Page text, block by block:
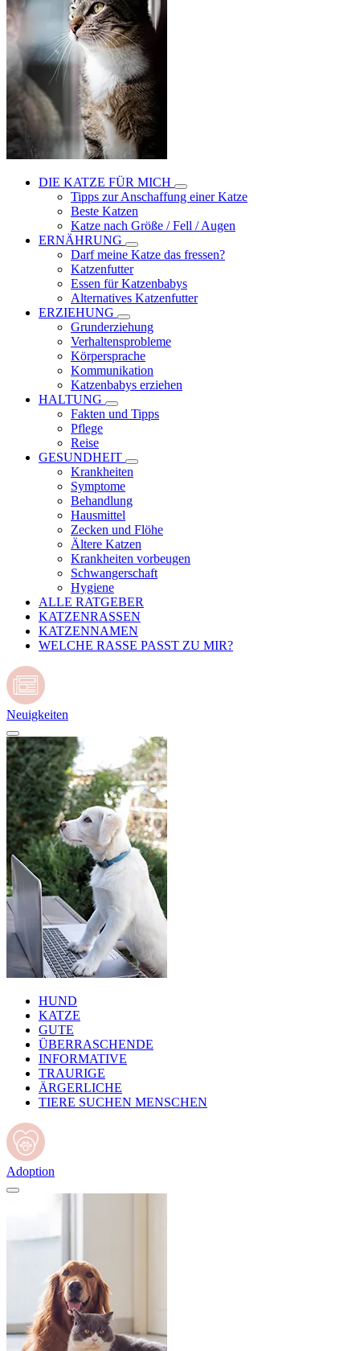
DIE KATZE FÜR MICH
Tipps zur Anschaffung einer Katze
Beste Katzen
Katze nach Größe / Fell / Augen
ERNÄHRUNG
Darf meine Katze das fressen?
Katzenfutter
Essen für Katzenbabys
Alternatives Katzenfutter
ERZIEHUNG
Grunderziehung
Verhaltensprobleme
Körpersprache
Kommunikation
Katzenbabys erziehen
HALTUNG
Fakten und Tipps
Pflege
Reise
GESUNDHEIT
Krankheiten
Symptome
Behandlung
Hausmittel
Zecken und Flöhe
Ältere Katzen
Krankheiten vorbeugen
Schwangerschaft
Hygiene
ALLE RATGEBER
KATZENRASSEN
KATZENNAMEN
WELCHE RASSE PASST ZU MIR?
Neuigkeiten
HUND
KATZE
GUTE
ÜBERRASCHENDE
INFORMATIVE
TRAURIGE
ÄRGERLICHE
TIERE SUCHEN MENSCHEN
Adoption